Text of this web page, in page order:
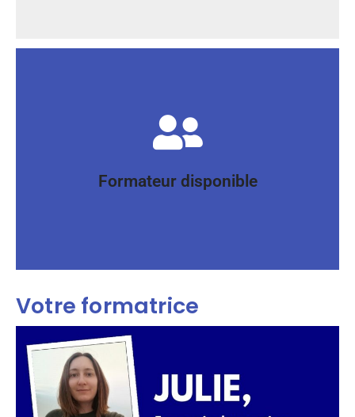
Formateur disponible
En centre votre formateur est disponible à tout
moment. À distance, votre formateur est disponible
grâce à un forum dédié et un chat instantané. Vous
êtes accompagné à chaque étape, où que vous soyez.
Votre formatrice